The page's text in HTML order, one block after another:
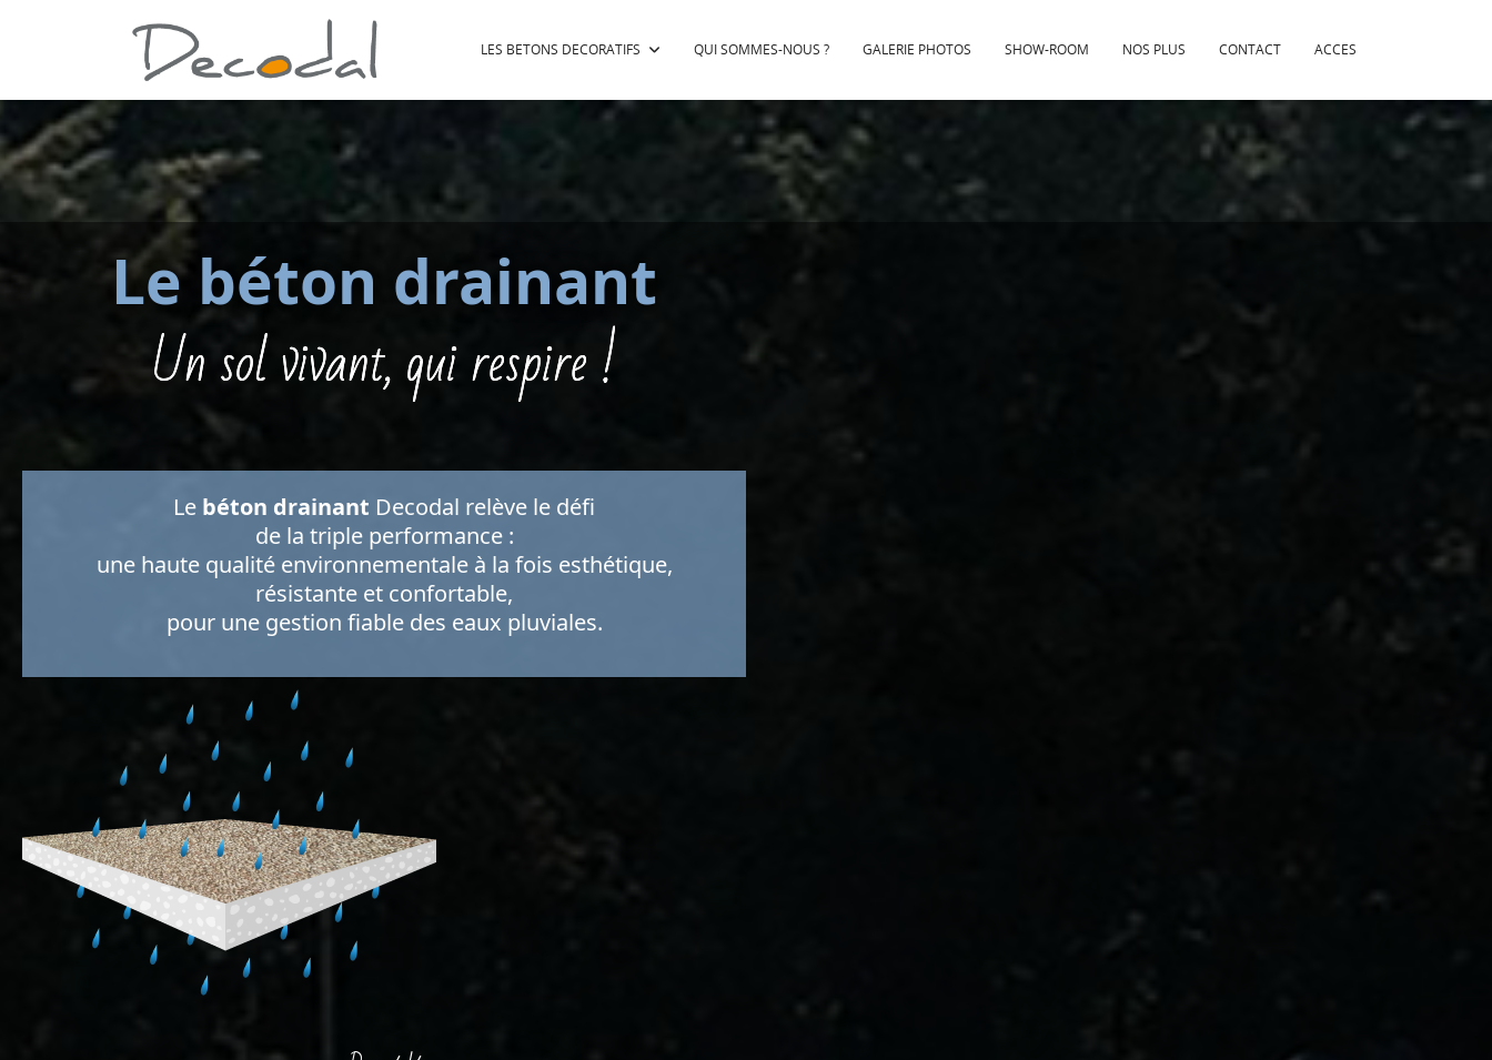
LES BETONS DECORATIFS QUI SOMMES-NOUS ? GALERIE PHOTOS SHOW-ROOM NOS PLUS CONTACT ACCES
Le béton drainant
Un sol vivant, qui respire !
Le béton drainant Decodal relève le défi
de la triple performance :
une haute qualité environnementale à la fois esthétique,
résistante et confortable,
pour une gestion fiable des eaux pluviales.